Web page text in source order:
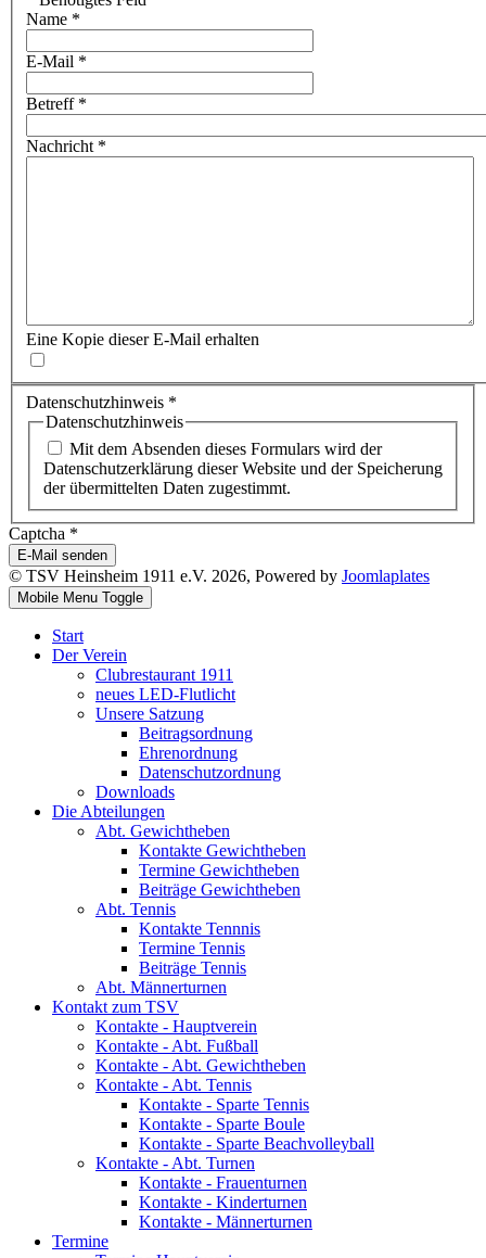
Name *
E-Mail *
Betreff*
Nachricht *
Eine Kopie dieser E-Mail erhalten
Datenschutzhinweis *
Datenschutzhinweis
Mit dem Absenden dieses Formulars wird der
Datenschutzerklärung dieser Website und der Speicherung
der übermittelten Daten zugestimmt.
Captcha *
E-Mail senden
© TSV Heinsheim 1911 e.V. 2026, Powered by Joomlaplates
Mobile Menu Toggle
Start
Der Verein
Clubrestaurant 1911
neues LED-Flutlicht
Unsere Satzung
Beitragsordnung
Ehrenordnung
Datenschutzordnung
Downloads
Die Abteilungen
Abt. Gewichtheben
Kontakte Gewichtheben
Termine Gewichtheben
Beiträge Gewichtheben
Abt. Tennis
Kontakte Tennnis
Termine Tennis
Beiträge Tennis
Abt. Männerturnen
Kontakt zum TSV
Kontakte - Hauptverein
Kontakte - Abt. Fußball
Kontakte - Abt. Gewichtheben
Kontakte - Abt. Tennis
Kontakte - Sparte Tennis
Kontakte - Sparte Boule
Kontakte - Sparte Beachvolleyball
Kontakte - Abt. Turnen
Kontakte - Frauenturnen
Kontakte - Kinderturnen
Kontakte - Männerturnen
Termine